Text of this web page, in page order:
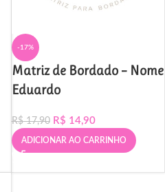
-17%
Matriz de Bordado – Nome
Eduardo
R$17,90 R$ 14,90
ADICIONAR AO CARRINHO